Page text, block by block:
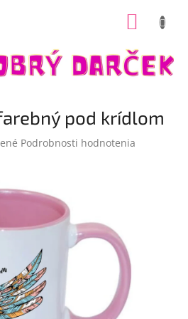
pod krídlom
Podrobnosti hodnotenia